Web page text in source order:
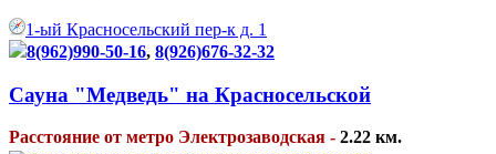
1-ый Красносельский пер-к д. 1
8(962)990-50-16, 8(926)676-32-32
Сауна "Медведь" на Красносельской
Расстояние от метро Электрозаводская - 2.22 км.